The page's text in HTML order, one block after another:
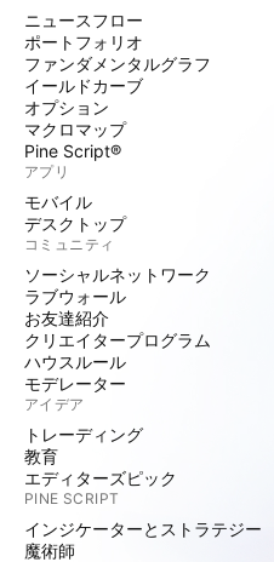
ニュースフロー
ポートフォリオ
ファンダメンタルグラフ
イールドカーブ
オプション
マクロマップ
Pine Script®
アプリ
モバイル
デスクトップ
コミュニティ
ソーシャルネットワーク
ラブウォール
お友達紹介
クリエイタープログラム
ハウスルール
モデレーター
アイデア
トレーディング
教育
エディターズピック
PINE SCRIPT
インジケーターとストラテジー
魔術師